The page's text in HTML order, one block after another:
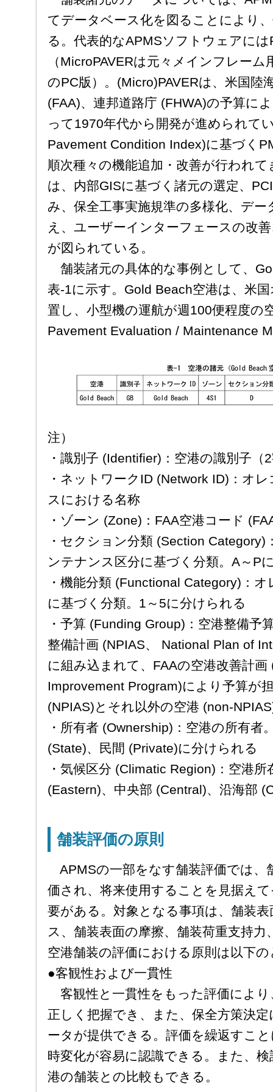
てデータベース化を図ることにより
る。代表的なAPMSソフトウェアには
（MicroPAVERは元々メインフレー
のPC版）。(Micro)PAVERは、米国陸
(FAA)、連邦道路庁 (FHWA)の予算に
って1970年代から開発が進められて
Pavement Condition Index)に基づく
順次種々の機能追加・改善が行われ
は、内部GISに基づく諸元の選定、
み、保全工事実施規準の多様化、デ
え、ユーザーインターフェースの改
が図られている。
舗装諸元の具体的な事例として、
表-1に示す。Gold Beach空港は、米
置し、小型機の運航が週100便程度の
Pavement Evaluation / Maintenance
注）
・識別子 (Identifier)：空港の識別子（
・ネットワークID (Network ID)：オ
スにおける名称
・ゾーン (Zone)：FAA空港コード
・セクション分類 (Section Category)
ンテナンス区分に基づく分類。A～P
・機能分類 (Functional Category)：
に基づく分類。1～5に分けられる
・予算 (Funding Group)：空港整備予
整備計画 (NPIAS、 National Plan of
に組み込まれて、FAAの空港改善計画
Improvement Program)により予算が
(NPIAS)とそれ以外の空港 (non-
・所有者 (Ownership)：空港の所有者
(State)、民間 (Private)に分けられる
・気候区分 (Climatic Region)：空港
(Eastern)、中央部 (Central)、沿海部
舗装評価の原則
APMSの一部をなす舗装評価では、
価され、将来使用することを見据え
要がある。対象となる事項は、舗装
ス、舗装表面の摩擦、舗装荷重支持
空港舗装の評価における原則は以下
●客観性および一貫性
客観性と一貫性をもった評価により
正しく把握でき、また、保全方策決
ータが提供できる。評価を繰返すこ
時変化が容易に認識できる。また、
港の舗装との比較もできる。